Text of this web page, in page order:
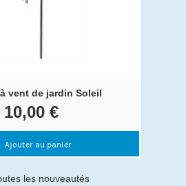
vent de jardin Soleil
10,00 €
Ajouter au panier
les nouveautés